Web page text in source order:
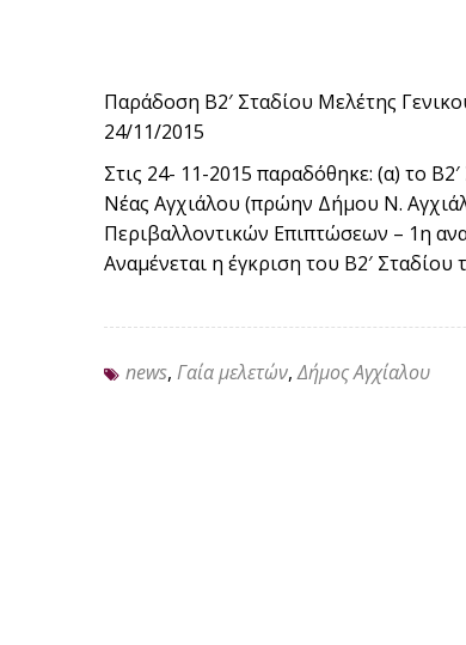
Παράδοση Β2′ Σταδίου Μελέτης
24/11/2015
Στις 24- 11-2015 παραδόθηκε: (α) το
Νέας Αγχιάλου (πρώην Δήμου Ν.
Περιβαλλοντικών Επιπτώσεων – 1η
Αναμένεται η έγκριση του Β2′
news, Γαία μελετών,Δήμος Αγχίαλου